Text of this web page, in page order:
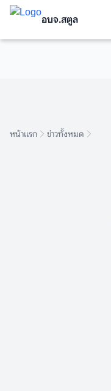
อบจ.สตูล
อบจ.สตูล
หน้าแรก ข่าวทั้งหมด